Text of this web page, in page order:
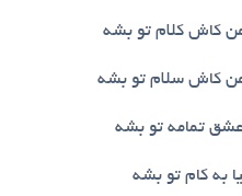
کاش کلام تو بشه
کاش سلام تو بشه
تمامه تو بشه
به کام تو بشه